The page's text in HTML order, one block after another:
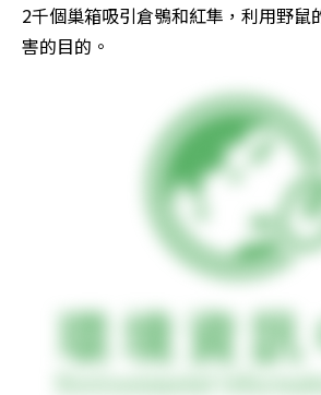
2千個巢箱吸引倉鴞和紅隼，利用野鼠
害的目的。